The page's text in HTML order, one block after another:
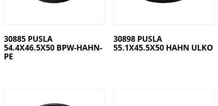
30885 PUSLA
54.4X46.5X50 BPW-HAHN-
PE
30898 PUSLA
55.1X45.5X50 HAHN ULKO